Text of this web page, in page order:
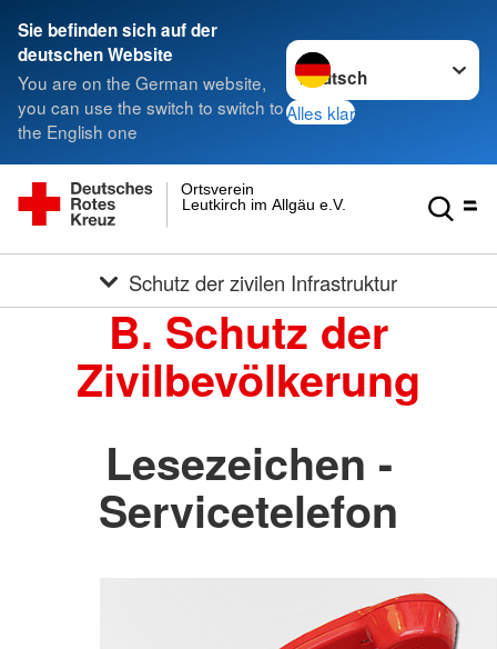
Sie befinden sich auf der
deutschen Website
You are on the German website,
you can use the switch to switch to
the English one
Sprache wechseln zu
Alles klar
Leutkirch im Allgäu e.V.
Ortsverein
Schutz der zivilen Infrastruktur
B. Schutz der
Zivilbevölkerung
Lesezeichen -
Servicetelefon